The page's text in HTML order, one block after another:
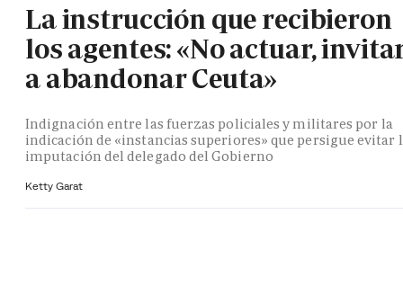
La instrucción que recibieron
los agentes: «No actuar,
a abandonar Ceuta»
Indignación entre las fuerzas policiales y militares por la
indicación de «instancias superiores» que persigue evitar
imputación del delegado del Gobierno
Ketty Garat